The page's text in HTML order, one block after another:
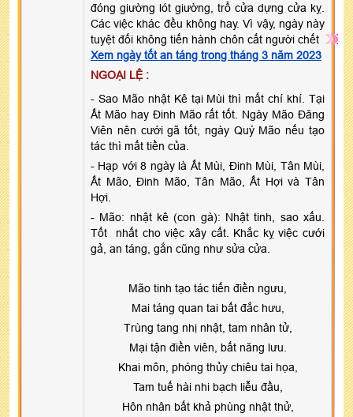
đóng giường lót giường, trổ cửa dựng cửa kỵ.
Các việc khác đều không hay. Vì vậy, ngày này
tuyệt đối không tiến hành chôn cất người chết
Xem ngày tốt an táng trong tháng 3 năm 2023
NGOẠI LỆ :
- Sao Mão nhật Kê tại Mùi thì mất chí khí. Tại
Ất Mão hay Đinh Mão rất tốt. Ngày Mão Đăng
Viên nên cưới gã tốt, ngày Quý Mão nếu tạo
tác thì mất tiền của.
- Hạp với 8 ngày là Ất Mùi, Đinh Mùi, Tân Mùi,
Ất Mão, Đinh Mão, Tân Mão, Ất Hợi và Tân
Hợi.
- Mão: nhật kê (con gà): Nhật tinh, sao xấu.
Tốt nhất cho việc xây cất. Khắc kỵ việc cưới
gả, an táng, gắn cũng như sửa cửa.
Mão tinh tạo tác tiến điền ngưu,
Mai táng quan tai bất đắc hưu,
Trùng tang nhị nhật, tam nhân tử,
Mại tận điền viên, bất năng lưu.
Khai môn, phóng thủy chiêu tai họa,
Tam tuế hài nhi bạch liễu đầu,
Hôn nhân bất khả phùng nhật thử,